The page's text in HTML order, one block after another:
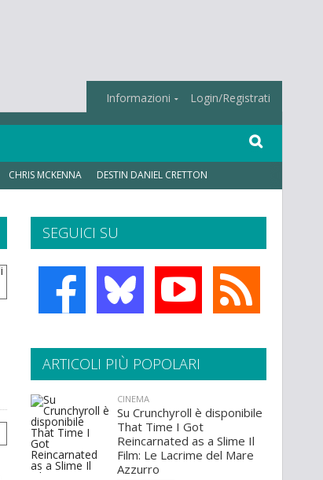
Informazioni Login/Registrati
CHRIS MCKENNA DESTIN DANIEL CRETTON
SEGUICI SU
ARTICOLI PIÙ POPOLARI
CINEMA
Su Crunchyroll è disponibile
That Time I Got
Reincarnated as a Slime Il
Film: Le Lacrime del Mare
Azzurro